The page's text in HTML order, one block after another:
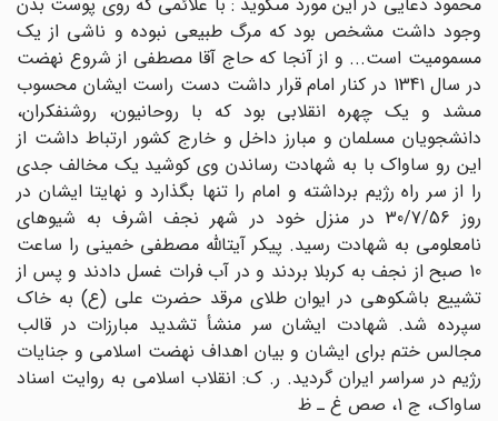
وجود داشت مشخص بود که مرگ طبیعى نبوده و ناشى از یک
مسمومیت است... و از آنجا که حاج آقا مصطفى از شروع نهضت
در سال 1341 در کنار امام قرار داشت دست راست ایشان محسوب
مى‏شد و یک چهره انقلابى بود که با روحانیون، روشنفکران،
دانشجویان مسلمان و مبارز داخل و خارج کشور ارتباط داشت از
این رو ساواک با به شهادت رساندن وى کوشید یک مخالف جدى
را از سر راه رژیم برداشته و امام را تنها بگذارد و نهایتا ایشان در
روز 30/7/56 در منزل خود در شهر نجف اشرف به شیوه‏اى
نامعلومى به شهادت رسید. پیکر آیت‏اللّه‏ مصطفى خمینى را ساعت
10 صبح از نجف به کربلا بردند و در آب فرات غسل دادند و پس از
تشییع باشکوهى در ایوان طلاى مرقد حضرت على (ع) به خاک
سپرده شد. شهادت ایشان سر منشأ تشدید مبارزات در قالب
مجالس ختم براى ایشان و بیان اهداف نهضت اسلامى و جنایات
رژیم در سراسر ایران گردید. ر. ک: انقلاب اسلامى به روایت اسناد
ساواک، ج 1، صص غ ـ ظ